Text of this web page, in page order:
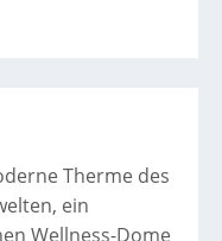
Therme des
ein
Wellness-Dome